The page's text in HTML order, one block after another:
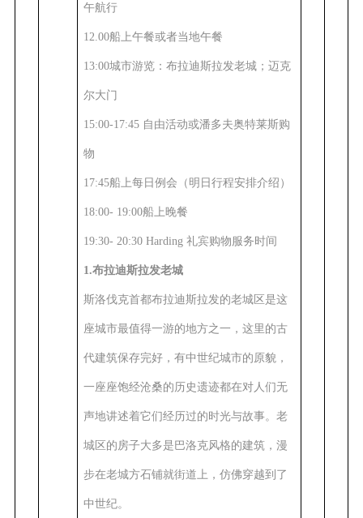
午航行
12.00船上午餐或者当地午餐
13:00城市游览：布拉迪斯拉发老城；迈克
尔大门
15:00-17:45 自由活动或潘多夫奥特莱斯购
物
17:45船上每日例会（明日行程安排介绍）
18:00- 19:00船上晚餐
19:30- 20:30 Harding 礼宾购物服务时间
1.布拉迪斯拉发老城
斯洛伐克首都布拉迪斯拉发的老城区是这
座城市最值得一游的地方之一，这里的古
代建筑保存完好，有中世纪城市的原貌，
一座座饱经沧桑的历史遗迹都在对人们无
声地讲述着它们经历过的时光与故事。老
城区的房子大多是巴洛克风格的建筑，漫
步在老城方石铺就街道上，仿佛穿越到了
中世纪。